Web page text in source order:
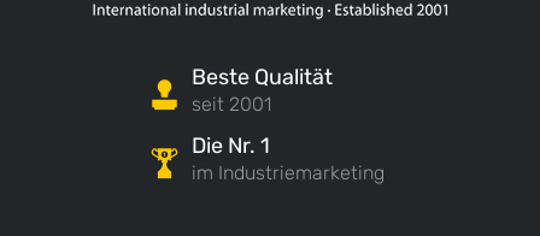
Beste Qualität
seit 2001
Die Nr. 1
im Industriemarketing